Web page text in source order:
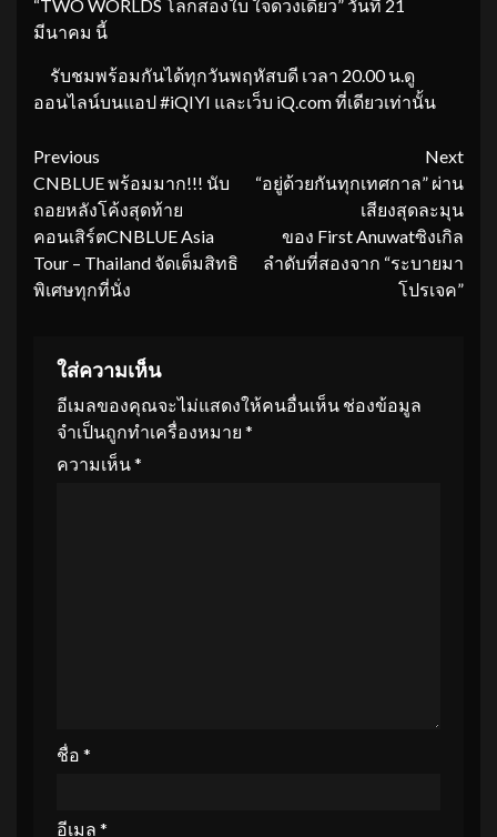
“TWO WORLDS โลกสองใบ ใจดวงเดียว” วันที่ 21
มีนาคม นี้
รับชมพร้อมกันได้ทุกวันพฤหัสบดี เวลา 20.00 น.ดู
ออนไลน์บนแอป #iQIYI และเว็บ iQ.com ที่เดียวเท่านั้น
Continue
Reading
Previous
CNBLUE พร้อมมาก!!! นับ
ถอยหลังโค้งสุดท้าย
คอนเสิร์ตCNBLUE Asia
Tour – Thailand จัดเต็มสิทธิ
พิเศษทุกที่นั่ง
Next
“อยู่ด้วยกันทุกเทศกาล” ผ่าน
เสียงสุดละมุน
ของ First Anuwatซิงเกิล
ลำดับที่สองจาก “ระบายมา
โปรเจค”
ใส่ความเห็น
อีเมลของคุณจะไม่แสดงให้คนอื่นเห็น ช่องข้อมูล
จำเป็นถูกทำเครื่องหมาย *
ความเห็น*
ชื่อ *
อีเมล *